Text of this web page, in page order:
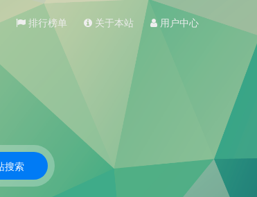
排行榜单 关于本站 用户中心